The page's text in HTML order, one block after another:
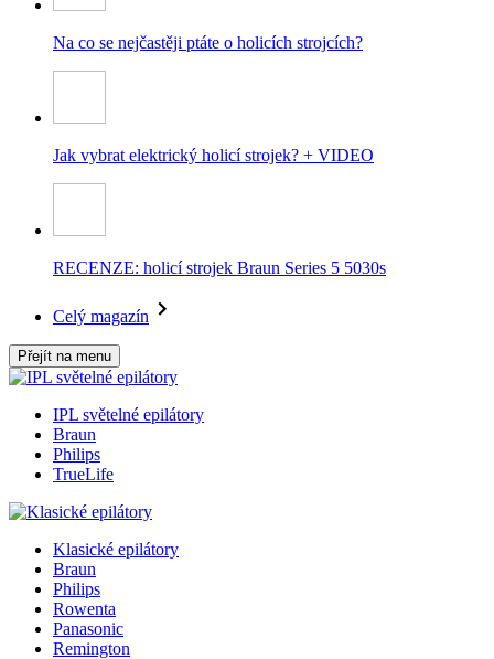
Na co se nejčastěji ptáte o holicích strojcích?
Jak vybrat elektrický holicí strojek? + VIDEO
RECENZE: holicí strojek Braun Series 5 5030s
Celý magazín
Přejít na menu
IPL světelné epilátory
Braun
Philips
TrueLife
Klasické epilátory
Braun
Philips
Rowenta
Panasonic
Remington